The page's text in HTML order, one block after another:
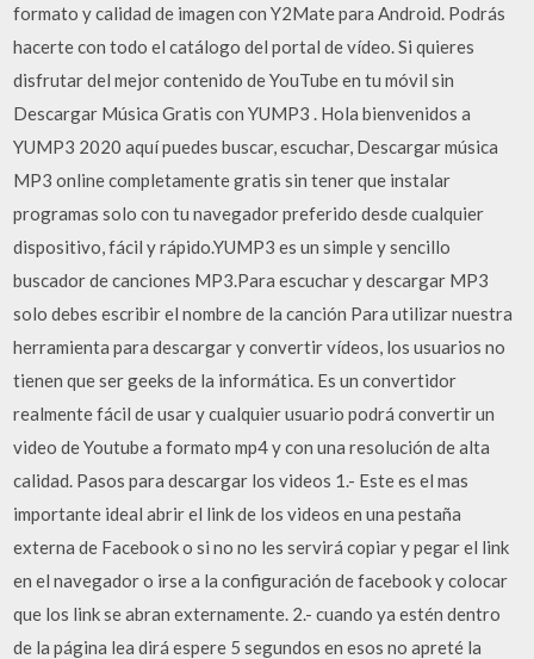
formato y calidad de imagen con Y2Mate para Android. Podrás
hacerte con todo el catálogo del portal de vídeo. Si quieres
disfrutar del mejor contenido de YouTube en tu móvil sin
Descargar Música Gratis con YUMP3 . Hola bienvenidos a
YUMP3 2020 aquí puedes buscar, escuchar, Descargar música
MP3 online completamente gratis sin tener que instalar
programas solo con tu navegador preferido desde cualquier
dispositivo, fácil y rápido.YUMP3 es un simple y sencillo
buscador de canciones MP3.Para escuchar y descargar MP3
solo debes escribir el nombre de la canción Para utilizar nuestra
herramienta para descargar y convertir vídeos, los usuarios no
tienen que ser geeks de la informática. Es un convertidor
realmente fácil de usar y cualquier usuario podrá convertir un
video de Youtube a formato mp4 y con una resolución de alta
calidad. Pasos para descargar los videos 1.- Este es el mas
importante ideal abrir el link de los videos en una pestaña
externa de Facebook o si no no les servirá copiar y pegar el link
en el navegador o irse a la configuración de facebook y colocar
que los link se abran externamente. 2.- cuando ya estén dentro
de la página lea dirá espere 5 segundos en esos no apreté la